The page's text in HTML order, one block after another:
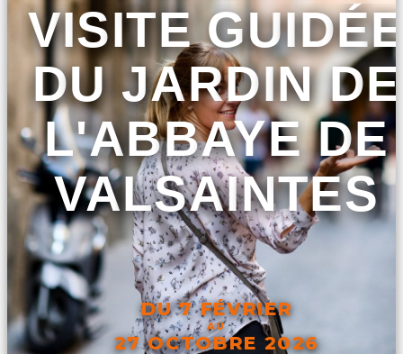
VISITE
DU JARDIN DE
L'ABBAYE DE
VALSAINTES
DU 7 FÉVRIER
AU
27 OCTOBRE 2026